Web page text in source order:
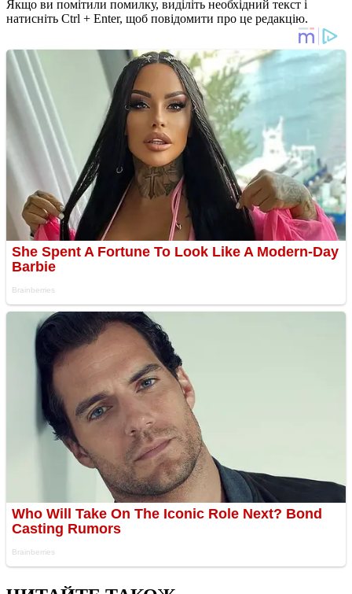
Якщо ви помітили помилку, виділіть необхідний текст і
натисніть Ctrl + Enter, щоб повідомити про це редакцію.